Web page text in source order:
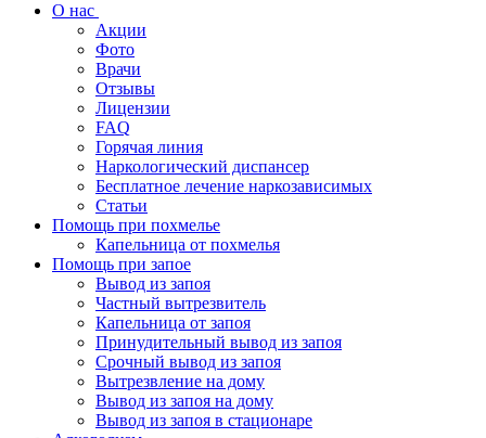
О нас
Акции
Фото
Врачи
Отзывы
Лицензии
FAQ
Горячая линия
Наркологический диспансер
Бесплатное лечение наркозависимых
Статьи
Помощь при похмелье
Капельница от похмелья
Помощь при запое
Вывод из запоя
Частный вытрезвитель
Капельница от запоя
Принудительный вывод из запоя
Срочный вывод из запоя
Вытрезвление на дому
Вывод из запоя на дому
Вывод из запоя в стационаре